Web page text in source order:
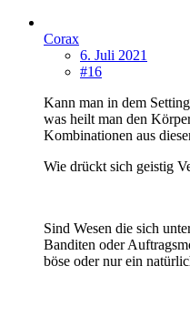
Corax
6. Juli 2021
#16
Kann man in dem
was heilt man den
Kombinationen aus
Wie drückt sich geistig
Sind Wesen die sich
Banditen oder
böse oder nur ein